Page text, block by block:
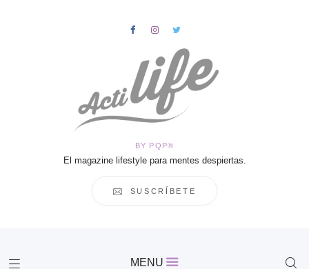
BY PQP®
El magazine lifestyle para mentes despiertas.
SUSCRÍBETE
MENU
HOME
Salud